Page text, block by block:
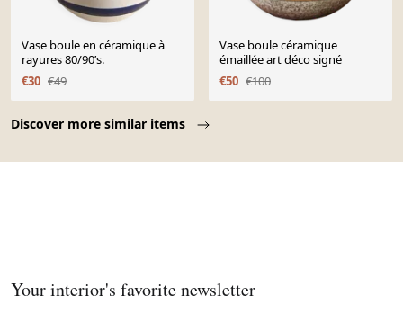
Discover more similar items
Vase boule en céramique à
rayures 80/90’s.
€30 €49
Vase boule céramique
émaillée art déco signé
€50 €100
Your interior's favorite newsletter